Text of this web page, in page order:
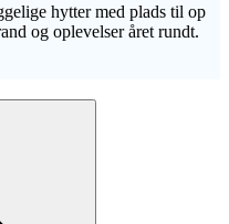
hytter med plads til op
og oplevelser året rundt.